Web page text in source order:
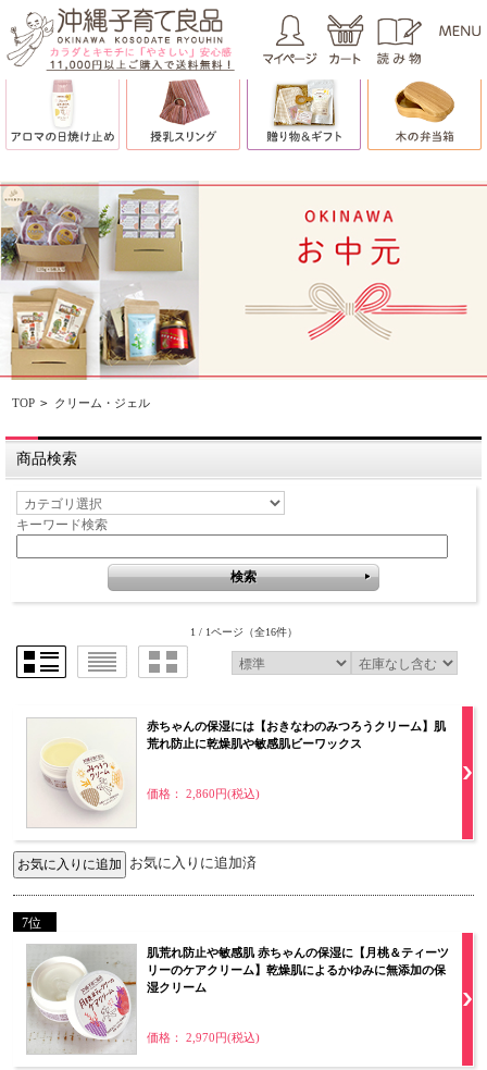
TOP > クリーム・ジェル
商品検索
キーワード検索
1 / 1ページ （全16件）
赤ちゃんの保湿には【おきなわのみつろうクリーム】肌
荒れ防止に乾燥肌や敏感肌ビーワックス
価格： 2,860円(税込)
お気に入りに追加済
7位
肌荒れ防止や敏感肌 赤ちゃんの保湿に【月桃＆ティーツ
リーのケアクリーム】乾燥肌によるかゆみに無添加の保
湿クリーム
価格： 2,970円(税込)